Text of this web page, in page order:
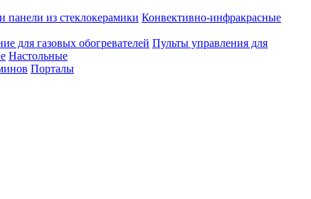
панели из стеклокерамики Конвективно-инфракрасные
для газовых обогревателей Пульты управления для
Настольные
Порталы